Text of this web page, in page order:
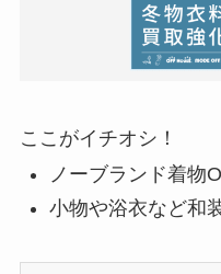
ここがイチオシ！
ノーブランド着物
小物や浴衣など和